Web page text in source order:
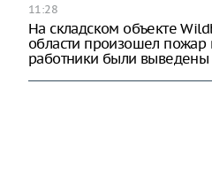
11:28
На складском объекте
области произошел пожар
работники были выведены